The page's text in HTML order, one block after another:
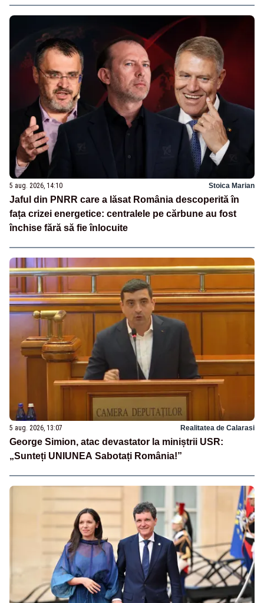
5 aug. 2026, 14:10 Stoica Marian
Jaful din PNRR care a lăsat România descoperită în
fața crizei energetice: centralele pe cărbune au fost
închise fără să fie înlocuite
5 aug. 2026, 13:07 Realitatea de Calarasi
George Simion, atac devastator la miniștrii USR:
„Sunteți UNIUNEA Sabotați România!”